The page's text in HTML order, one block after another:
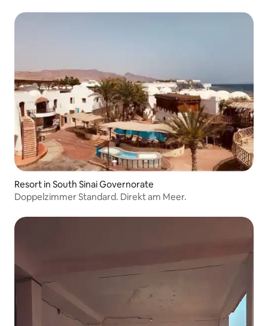
Resort in South Sinai Governorate
Doppelzimmer Standard. Direkt am Meer.